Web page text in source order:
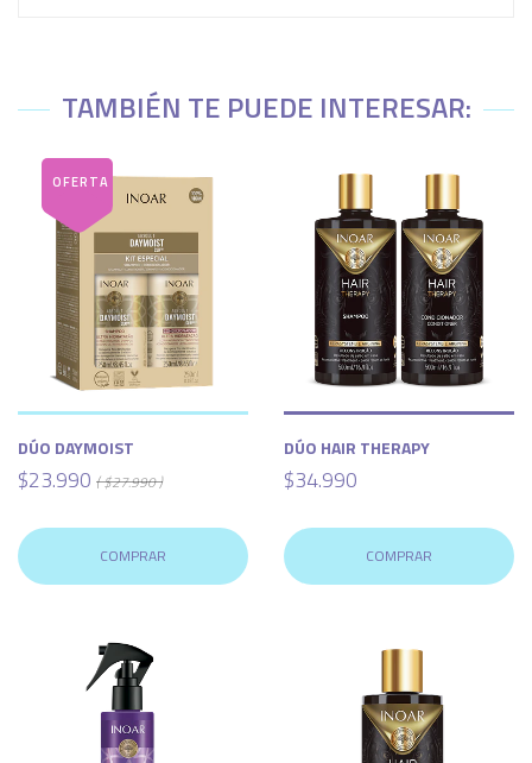
TAMBIÉN TE PUEDE INTERESAR:
DÚO DAYMOIST
$23.990 ( $27.990 )
COMPRAR
DÚO HAIR THERAPY
$34.990
COMPRAR